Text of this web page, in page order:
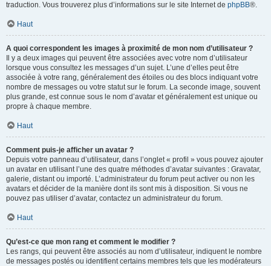
traduction. Vous trouverez plus d’informations sur le site Internet de phpBB®.
Haut
A quoi correspondent les images à proximité de mon nom d’utilisateur ?
Il y a deux images qui peuvent être associées avec votre nom d’utilisateur
lorsque vous consultez les messages d’un sujet. L’une d’elles peut être
associée à votre rang, généralement des étoiles ou des blocs indiquant votre
nombre de messages ou votre statut sur le forum. La seconde image, souvent
plus grande, est connue sous le nom d’avatar et généralement est unique ou
propre à chaque membre.
Haut
Comment puis-je afficher un avatar ?
Depuis votre panneau d’utilisateur, dans l’onglet « profil » vous pouvez ajouter
un avatar en utilisant l’une des quatre méthodes d’avatar suivantes : Gravatar,
galerie, distant ou importé. L’administrateur du forum peut activer ou non les
avatars et décider de la manière dont ils sont mis à disposition. Si vous ne
pouvez pas utiliser d’avatar, contactez un administrateur du forum.
Haut
Qu’est-ce que mon rang et comment le modifier ?
Les rangs, qui peuvent être associés au nom d’utilisateur, indiquent le nombre
de messages postés ou identifient certains membres tels que les modérateurs